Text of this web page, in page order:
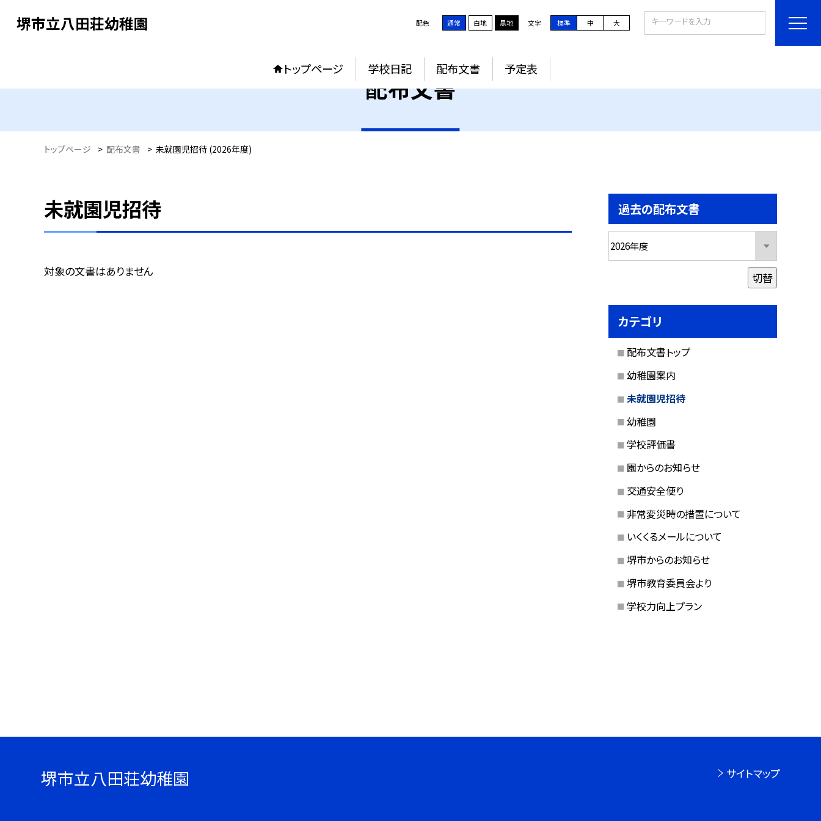
堺市立八田荘幼稚園 配色 通常 白地 黒地 文字 標準 中 大
トップページ 学校日記 配布文書 予定表
配布文書
トップページ > 配布文書 > 未就園児招待 (2026年度)
未就園児招待
対象の文書はありません
過去の配布文書
切替
カテゴリ
配布文書トップ
幼稚園案内
未就園児招待
幼稚園
学校評価書
園からのお知らせ
交通安全便り
非常変災時の措置について
いくくるメールについて
堺市からのお知らせ
堺市教育委員会より
学校力向上プラン
堺市立八田荘幼稚園 サイトマップ